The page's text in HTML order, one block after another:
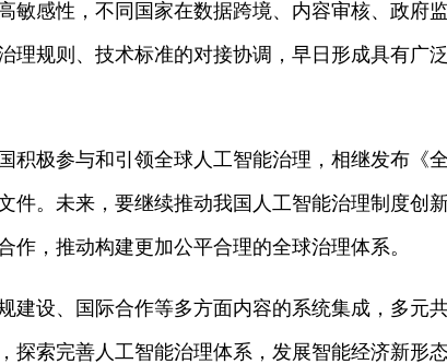
敏感性，不同国家在数据跨境、内容审核、政府
理规则、技术标准的对接协调，早日形成具有广
积极参与和引领全球人工智能治理，相继发布《
件。未来，要继续推动我国人工智能治理制度创
作，推动构建更加公平合理的全球治理体系。
建设、国际合作等多方面内容的系统集成，多元
探索完善人工智能治理体系，发展智能经济新形